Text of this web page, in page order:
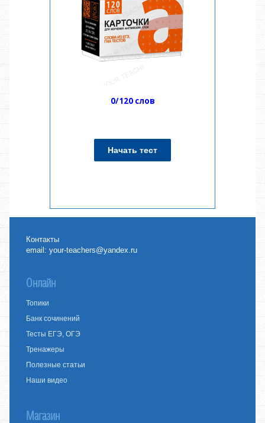
0/120 слов
Начать тест
Контакты
email:your-teachers@yandex.ru
Онлайн
Топики
Банк сочинений
Тесты ЕГЭ, ОГЭ
Тренажеры
Полезные статьи
Наши видео
Магазин